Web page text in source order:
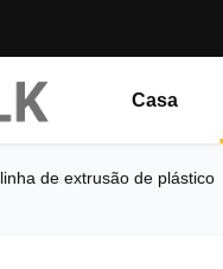
Casa
linha de extrusão de plástico